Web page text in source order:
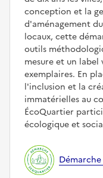
conception et la
d'aménagement
locaux, cette
outils
mesure et un
exemplaires. En
l'inclusion et la
immatérielles au
ÉcoQuartier
écologique et